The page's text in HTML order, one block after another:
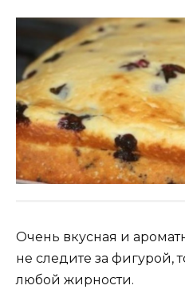
Очень вкусная и
не следите за фигурой,
любой жирности.